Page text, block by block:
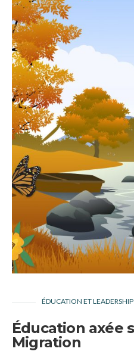
ÉDUCATION ET LEADERSHIP
Éducation axée
Migration